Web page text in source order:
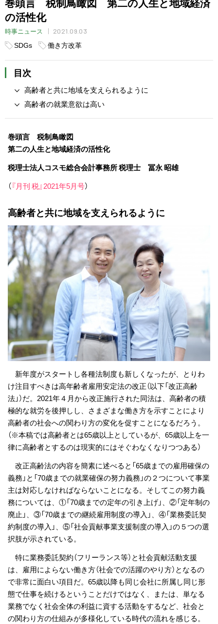
の活性化
時事ニュース
2021.09.03
SDGs
働き方改革
目次
高齢者と共に地域を支えられるように
高齢者の就業意欲は高い
巻頭言 税制鳥瞰図
第二の人生と地域経済の活性化
税理士法人コスモ総合会計事務所 税理士 冨永 昭雄
（『月刊 税』2021年5月号）
高齢者と共に地域を支えられるように
新年度がスタートし各種法制度も新しくなったが、とりわ
け注目すべきは高年齢者雇用安定法の改正（以下「改正高齢
法」）だ。2021年４月から改正施行された同法は、高齢者の積
極的な就労を後押しし、さまざまな働き方を示すことにより
高齢者の社会への関わり方の変化を促すことになるだろう。
（※本稿では高齢者とは65歳以上としているが、65歳以上を一
律に高齢者とするのは現実的にはそぐわなくなりつつある）
改正高齢法の内容を簡素に述べると「65歳までの雇用確保の
義務」と「70歳までの就業確保の努力義務」の２つについて事業
主は対応しなければならないことになる。そしてこの努力義
務については、①「70歳までの定年の引き上げ」、②「定年制の
廃止」、③「70歳までの継続雇用制度の導入」、④「業務委託契
約制度の導入」、⑤「社会貢献事業支援制度の導入」の５つの選
択肢が示されている。
特に業務委託契約（フリーランス等）と社会貢献活動支援
は、雇用によらない働き方（社会での活躍のやり方）となるの
で非常に面白い項目だ。65歳以降も同じ会社に所属し同じ形
態で仕事を続けるということだけではなく、または、単なる
業務でなく社会全体の利益に資する活動をするなど、社会と
の関わり方の仕組みが多様化している時代の流れを感じる。